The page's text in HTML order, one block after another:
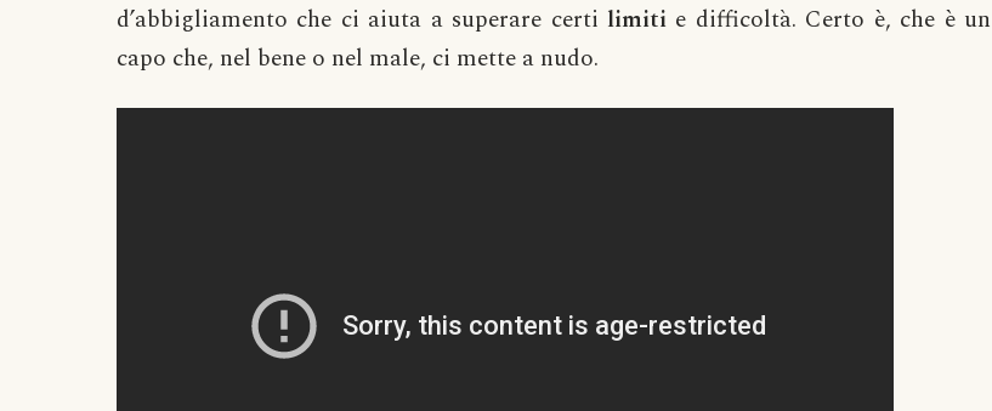
d’abbigliamento che ci aiuta a superare certi limiti e difficoltà. Certo è, che è un
capo che, nel bene o nel male, ci mette a nudo.